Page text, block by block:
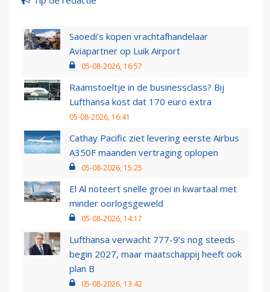
Saoedi’s kopen vrachtafhandelaar
Aviapartner op Luik Airport
05-08-2026, 16:57
Raamstoeltje in de businessclass? Bij
Lufthansa kost dat 170 euro extra
05-08-2026, 16:41
Cathay Pacific ziet levering eerste Airbus
A350F maanden vertraging oplopen
05-08-2026, 15:25
El Al noteert snelle groei in kwartaal met
minder oorlogsgeweld
05-08-2026, 14:17
Lufthansa verwacht 777-9’s nog steeds
begin 2027, maar maatschappij heeft ook
plan B
05-08-2026, 13:42